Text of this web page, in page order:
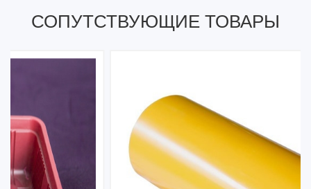
СОПУТСТВУЮЩИЕ ТОВАРЫ